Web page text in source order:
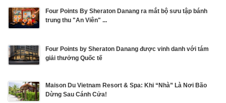
Four Points By Sheraton Danang ra mắt bộ sưu tập bánh
trung thu "An Viên" ...
Four Points by Sheraton Danang được vinh danh với tám
giải thưởng Quốc tế
Maison Du Vietnam Resort & Spa: Khi “Nhà” Là Nơi Bão
Dừng Sau Cánh Cửa!